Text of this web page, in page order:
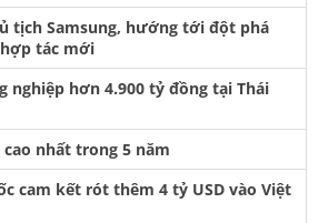
tịch Samsung, hướng tới đột phá
tác mới
nghiệp hơn 4.900 tỷ đồng tại Thái
cao nhất trong 5 năm
cam kết rót thêm 4 tỷ USD vào Việt